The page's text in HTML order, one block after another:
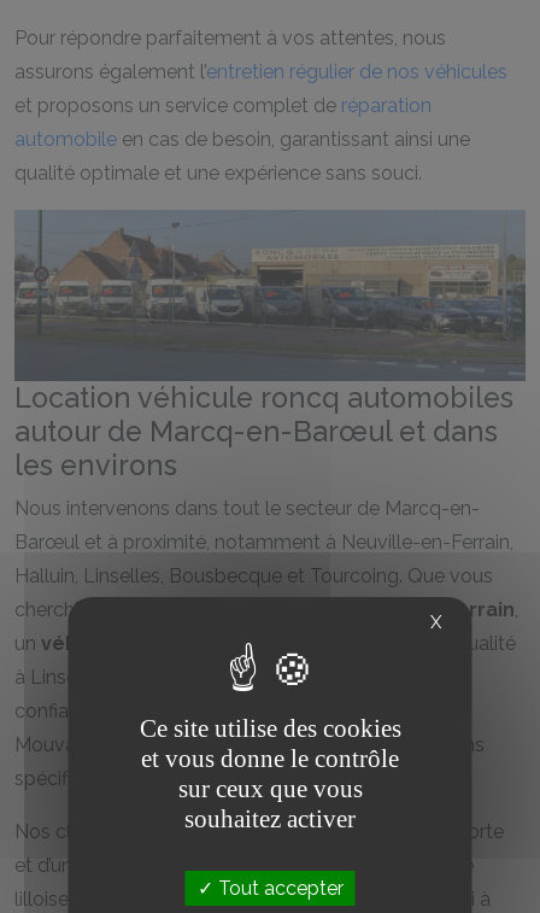
Pour répondre parfaitement à vos attentes, nous
assurons également l’entretien régulier de nos véhicules
et proposons un service complet de réparation
automobile en cas de besoin, garantissant ainsi une
qualité optimale et une expérience sans souci.
Location véhicule roncq automobiles
autour de Marcq-en-Barœul et dans
les environs
Nous intervenons dans tout le secteur de Marcq-en-
Barœul et à proximité, notamment à Neuville-en-Ferrain,
Halluin, Linselles, Bousbecque et Tourcoing. Que vous
cherchiez une
location voiture à Neuville-en-Ferrain,
un véhicule utilitaire à Halluin
ou un service de qualité
à Linselles, notre entreprise est votre partenaire de
confiance. Nous desservons également Bondues et
Mouvaux, offrant des solutions adaptées aux besoins
spécifiques de chaque commune.
Nos clients bénéficient ainsi d’une présence locale forte
et d’un savoir-faire reconnu dans toute la métropole
lilloise. Pour un service complet, nous mettons aussi à
X
Ce site utilise des cookies
et vous donne le contrôle
sur ceux que vous
souhaitez activer
Tout accepter